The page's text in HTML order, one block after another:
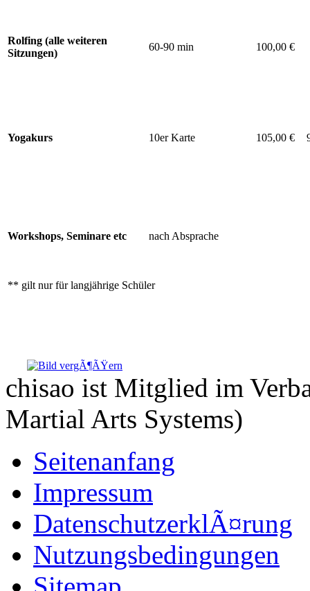
Rolfing (alle weiteren
Sitzungen)
60-90 min 100,00 €
Yogakurs 10er Karte 105,00 €
Workshops, Seminare etc nach Absprache
** gilt nur für langjährige Schüler
chisao ist Mitglied im
Martial Arts Systems)
Seitenanfang
Impressum
DatenschutzerklÃ¤rung
Nutzungsbedingungen